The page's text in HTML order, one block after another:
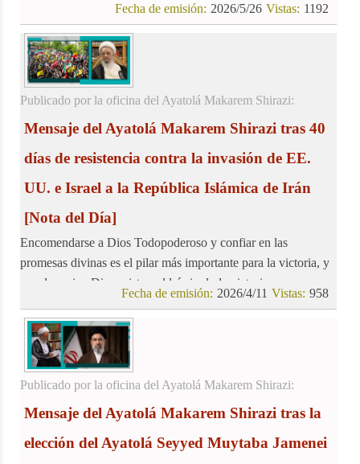
1192
Vistas:
2026/5/26
Fecha de emisión:
Publicado por la oficina del Ayatolá Makarem Shirazi:
Mensaje del Ayatolá Makarem Shirazi tras 40
días de resistencia contra la invasión de EE.
UU. e Israel a la República Islámica de Irán
[Nota del Día]
Encomendarse a Dios Todopoderoso y confiar en las
promesas divinas es el pilar más importante para la victoria, y
aquel a quien Dios asiste, saldrá sin duda victorioso.
958
Vistas:
2026/4/11
Fecha de emisión:
Publicado por la oficina del Ayatolá Makarem Shirazi:
Mensaje del Ayatolá Makarem Shirazi tras la
elección del Ayatolá Seyyed Muytaba Jamenei